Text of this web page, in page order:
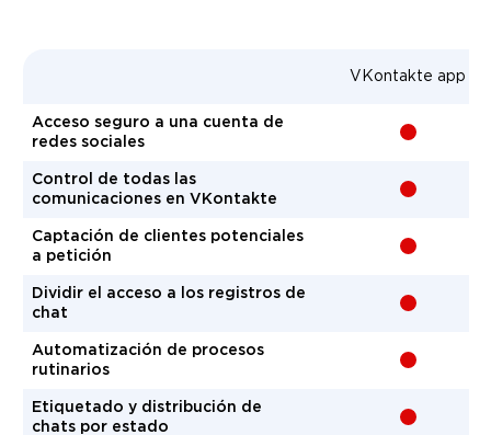
VKontakte app
Acceso seguro a una cuenta de
redes sociales
-
Control de todas las
comunicaciones en VKontakte
-
Captación de clientes potenciales
a petición
-
Dividir el acceso a los registros de
chat
-
Automatización de procesos
rutinarios
-
Etiquetado y distribución de
chats por estado
-